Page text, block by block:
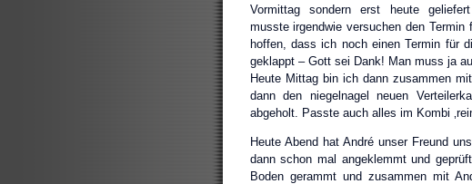
Vormittag sondern erst heute
musste irgendwie versuchen den
hoffen, dass ich noch einen Termin für
geklappt – Gott sei Dank! Man muss ja
Heute Mittag bin ich dann zusammen
dann den niegelnagel neuen
abgeholt. Passte auch alles im Kombi
Heute Abend hat André unser Freund
dann schon mal angeklemmt und
Boden gerammt und zusammen mit